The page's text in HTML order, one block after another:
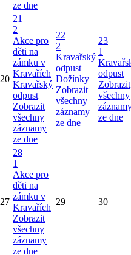
ze dne
20
21
2
Akce pro
děti na
zámku v
Kravařích
Kravařský
odpust
Zobrazit
všechny
záznamy
ze dne
22
2
Kravařský
odpust
Dožínky
Zobrazit
všechny
záznamy
ze dne
23
1
odpust
Zobrazit
všechny
ze dne
27
28
1
Akce pro
děti na
zámku v
Kravařích
Zobrazit
všechny
záznamy
ze dne
29 30